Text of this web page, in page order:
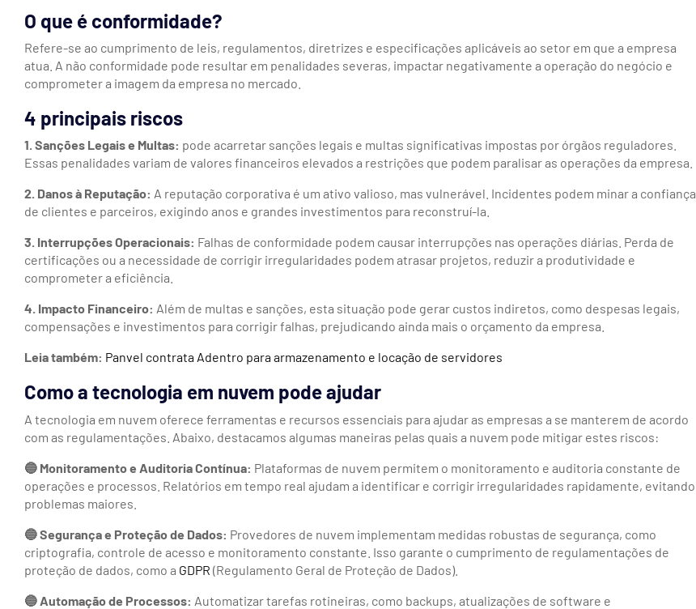
O que é conformidade?
Refere-se ao cumprimento de leis, regulamentos, diretrizes e especificações aplicáveis ao setor em que a empresa
atua. A não conformidade pode resultar em penalidades severas, impactar negativamente a operação do negócio e
comprometer a imagem da empresa no mercado.
4 principais riscos
1. Sanções Legais e Multas: pode acarretar sanções legais e multas significativas impostas por órgãos reguladores.
Essas penalidades variam de valores financeiros elevados a restrições que podem paralisar as operações da empresa.
2. Danos à Reputação: A reputação corporativa é um ativo valioso, mas vulnerável. Incidentes podem minar a confiança
de clientes e parceiros, exigindo anos e grandes investimentos para reconstruí-la.
3. Interrupções Operacionais: Falhas de conformidade podem causar interrupções nas operações diárias. Perda de
certificações ou a necessidade de corrigir irregularidades podem atrasar projetos, reduzir a produtividade e
comprometer a eficiência.
4. Impacto Financeiro: Além de multas e sanções, esta situação pode gerar custos indiretos, como despesas legais,
compensações e investimentos para corrigir falhas, prejudicando ainda mais o orçamento da empresa.
Leia também: Panvel contrata Adentro para armazenamento e locação de servidores
Como a tecnologia em nuvem pode ajudar
A tecnologia em nuvem oferece ferramentas e recursos essenciais para ajudar as empresas a se manterem de acordo
com as regulamentações. Abaixo, destacamos algumas maneiras pelas quais a nuvem pode mitigar estes riscos:
🔵 Monitoramento e Auditoria Contínua: Plataformas de nuvem permitem o monitoramento e auditoria constante de
operações e processos. Relatórios em tempo real ajudam a identificar e corrigir irregularidades rapidamente, evitando
problemas maiores.
🔵 Segurança e Proteção de Dados: Provedores de nuvem implementam medidas robustas de segurança, como
criptografia, controle de acesso e monitoramento constante. Isso garante o cumprimento de regulamentações de
proteção de dados, como a GDPR (Regulamento Geral de Proteção de Dados).
🔵 Automação de Processos: Automatizar tarefas rotineiras, como backups, atualizações de software e